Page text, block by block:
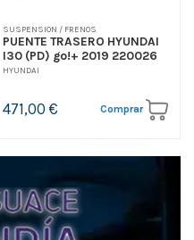
SUSPENSION / FRENOS
PUENTE TRASERO HYUNDAI
I30 (PD) go!+ 2019 220026
HYUNDAI
471,00 € Comprar